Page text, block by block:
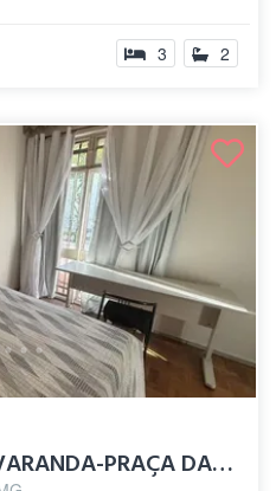
3 2
SUÍTE FEMININA C/ VARANDA-PRAÇA DA SAVAS...